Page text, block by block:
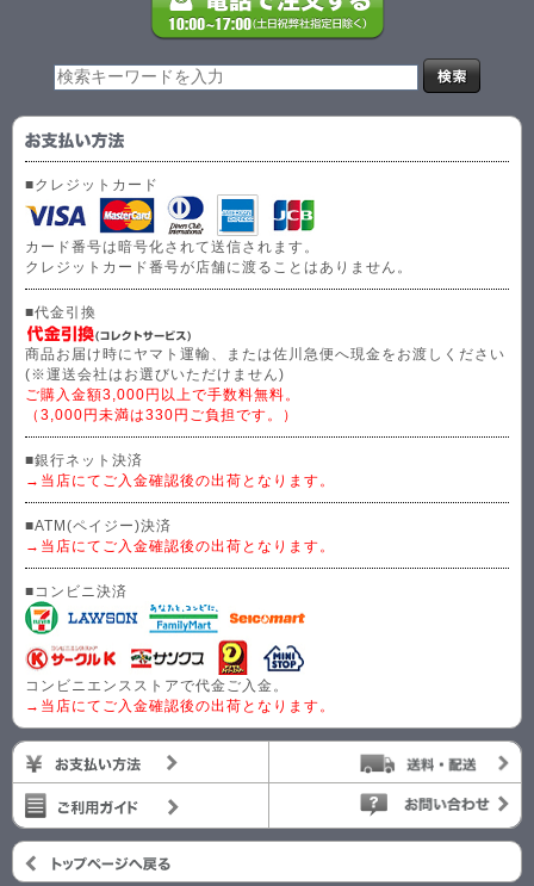
■クレジットカード
カード番号は暗号化されて送信されます。
クレジットカード番号が店舗に渡ることはありません。
■代金引換
商品お届け時にヤマト運輸、または佐川急便へ現金をお渡しください
(※運送会社はお選びいただけません)
ご購入金額3,000円以上で手数料無料。
（3,000円未満は330円ご負担です。）
■銀行ネット決済
→当店にてご入金確認後の出荷となります。
■ATM(ペイジー)決済
→当店にてご入金確認後の出荷となります。
■コンビニ決済
コンビニエンスストアで代金ご入金。
→当店にてご入金確認後の出荷となります。